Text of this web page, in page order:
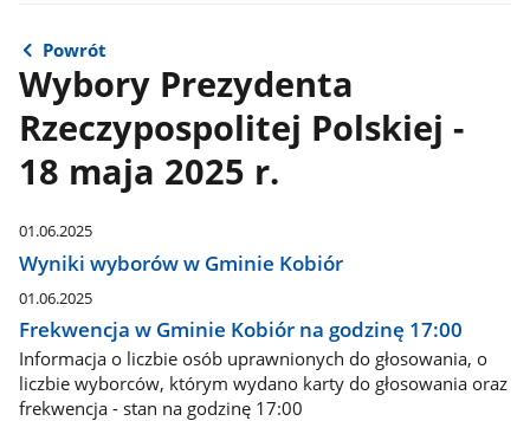
Powrót
Wybory Prezydenta
Rzeczypospolitej Polskiej -
18 maja 2025 r.
01.06.2025
Wyniki wyborów w Gminie Kobiór
01.06.2025
Frekwencja w Gminie Kobiór na godzinę 17:00
Informacja o liczbie osób uprawnionych do głosowania, o
liczbie wyborców, którym wydano karty do głosowania oraz
frekwencja - stan na godzinę 17:00